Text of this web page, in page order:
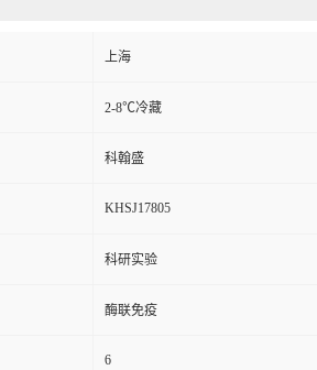
上海
2-8℃冷藏
科翰盛
KHSJ17805
科研实验
酶联免疫
6